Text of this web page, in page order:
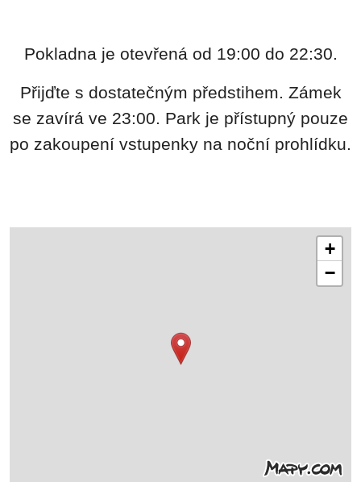
Pokladna je otevřená od 19:00 do 22:30.
Přijďte s dostatečným předstihem. Zámek
se zavírá ve 23:00. Park je přístupný pouze
po zakoupení vstupenky na noční prohlídku.
+
−